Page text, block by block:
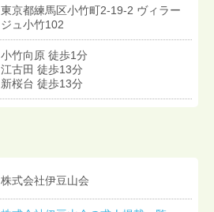
東京都練馬区小竹町2-19-2 ヴィラー
ジュ小竹102
小竹向原 徒歩1分
江古田 徒歩13分
新桜台 徒歩13分
株式会社伊豆山会